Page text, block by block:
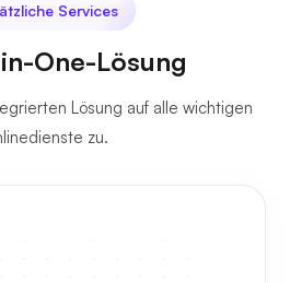
Services
One-Lösung
Lösung auf alle wichtigen
zu.